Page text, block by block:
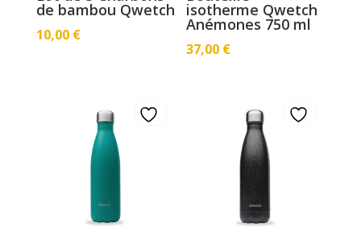
de bambou Qwetch
10,00 €
isotherme Qwetch
Anémones 750 ml
37,00 €